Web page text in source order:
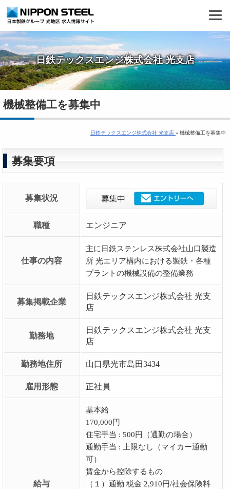
日鉄テックスエンジ株式会社 光支店
機械整備工を募集中
日鉄テックスエンジ株式会社 光支店 » 機械整備工を募集中
募集要項
募集状況
職種 エンジニア
仕事の内容
主に日鉄ステンレス株式会社山口製造
所 光エリア構内における製鉄・各種
プラントの機械設備の整備業務
募集掲載企業
日鉄テックスエンジ株式会社 光支
店
勤務地
日鉄テックスエンジ株式会社 光支
店
勤務地住所 山口県光市島田3434
雇用形態 正社員
給与
基本給
170,000円
住宅手当 : 500円（通勤の場合）
通勤手当 : 上限なし（マイカー通勤
可）
賃金から控除するもの
（１）通勤 税金 2,910円/社会保険料